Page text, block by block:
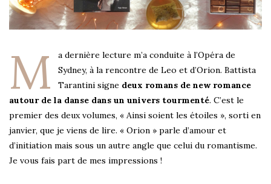
M
a dernière lecture m’a conduite à l’Opéra de
Sydney, à la rencontre de Leo et d’Orion. Battista
Tarantini signe deux romans de new romance
autour de la danse dans un univers tourmenté. C’est le
premier des deux volumes, « Ainsi soient les étoiles », sorti en
janvier, que je viens de lire. « Orion » parle d’amour et
d’initiation mais sous un autre angle que celui du romantisme.
Je vous fais part de mes impressions !